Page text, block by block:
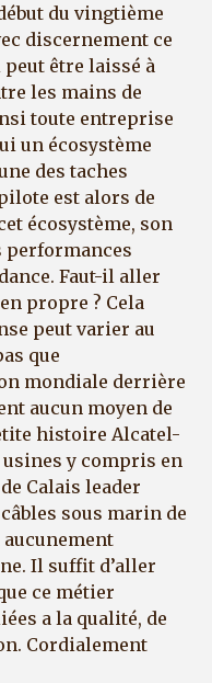
du vingtième
discernement ce
être laissé à
les mains de
toute entreprise
un écosystème
des taches
est alors de
écosystème, son
performances
Faut-il aller
propre ? Cela
peut varier au
que
mondiale derrière
aucun moyen de
histoire Alcatel-
y compris en
Calais leader
sous marin de
Il suffit d’aller
ce métier
a la qualité, de
Cordialement